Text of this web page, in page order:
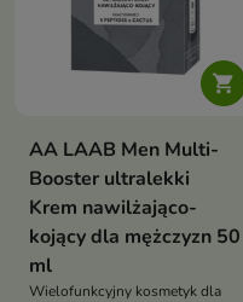

AA LAAB Men Multi-
Booster ultralekki
Krem nawilżająco-
kojący dla mężczyzn 50
ml
Wielofunkcyjny kosmetyk dla